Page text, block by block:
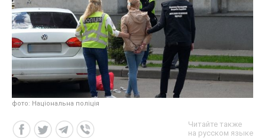
фото: Національна поліція
Читайте также
на русском языке